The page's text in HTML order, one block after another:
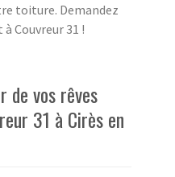
toiture. Demandez
Couvreur 31 !
de vos rêves
31 à Cirès en